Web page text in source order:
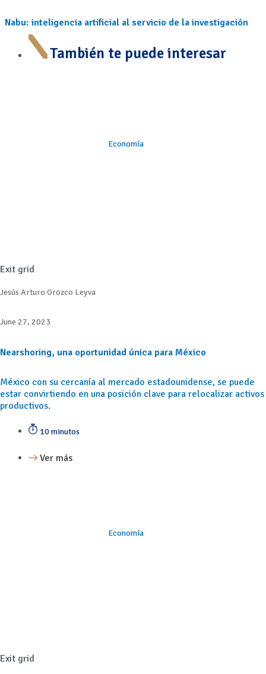
Nabu: inteligencia artificial al servicio de la investigación
También te puede interesar
Economía
Exit grid
Jesús Arturo Orozco Leyva
June 27, 2023
Nearshoring, una oportunidad única para México
México con su cercanía al mercado estadounidense, se puede
estar convirtiendo en una posición clave para relocalizar activos
productivos.
10 minutos
Ver más
Economía
Exit grid